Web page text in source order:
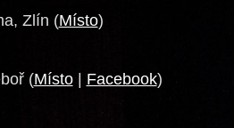
Zlín (Místo)
(Místo| Facebook)